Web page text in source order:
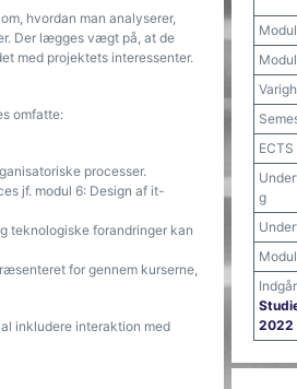
hvordan man analyserer,
Der lægges vægt på, at de
med projektets interessenter.
omfatte:
processer.
jf. modul 6: Design af it-
teknologiske forandringer kan
for gennem kurserne,
inkludere interaktion med
ECTS
g
2022